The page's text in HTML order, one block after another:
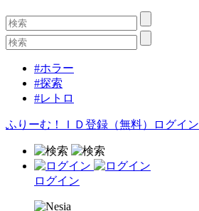
#ホラー
#探索
#レトロ
ふりーむ！ＩＤ登録（無料） ログイン
ログイン